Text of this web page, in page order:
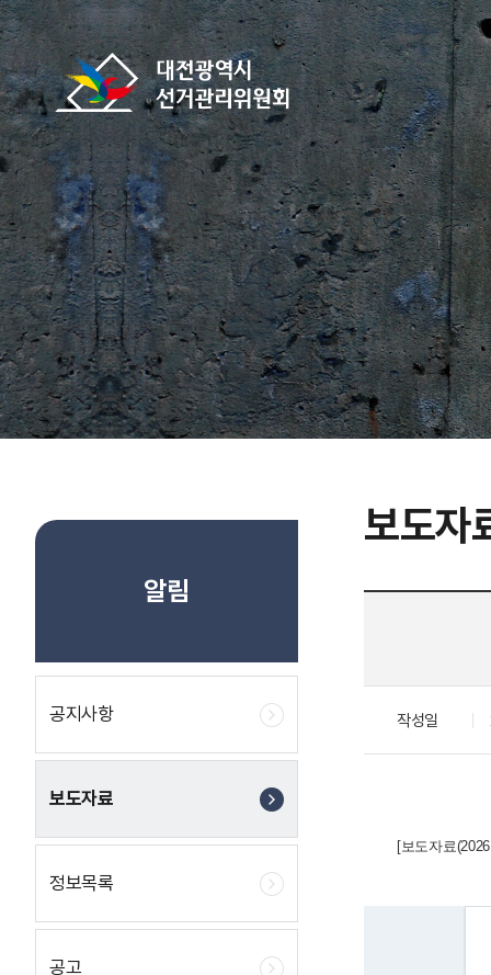
바로가기 메뉴
알림
공지사항
보도자료
정보목록
공고
보도자
작성일
[보도자료